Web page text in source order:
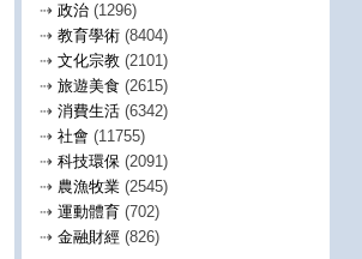
⇢ 政治 (1296)
⇢ 教育學術 (8404)
⇢ 文化宗教 (2101)
⇢ 旅遊美食 (2615)
⇢ 消費生活 (6342)
⇢ 社會 (11755)
⇢ 科技環保 (2091)
⇢ 農漁牧業 (2545)
⇢ 運動體育 (702)
⇢ 金融財經 (826)